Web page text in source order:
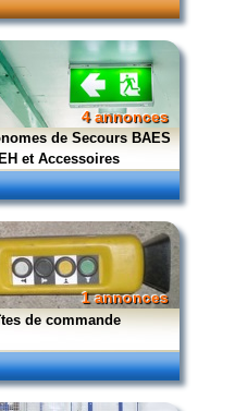
4 annonces
de Secours BAES
et Accessoires
1 annonces
de commande